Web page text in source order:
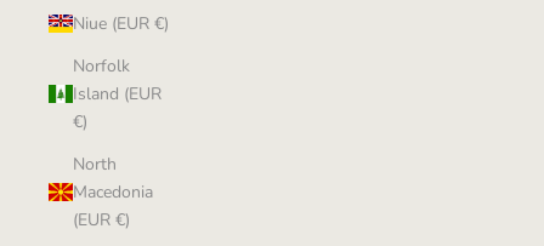
Niue (EUR €)
Norfolk
Island (EUR
€)
North
Macedonia
(EUR €)